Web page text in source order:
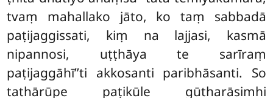
tvaṃ mahallako jāto, ko taṃ sabbadā
paṭijaggissati, kiṃ na lajjasi, kasmā
nipannosi, uṭṭhāya te sarīraṃ
paṭijaggāhī’’ti akkosanti paribhāsanti. So
tathārūpe paṭikūle gūtharāsimhi